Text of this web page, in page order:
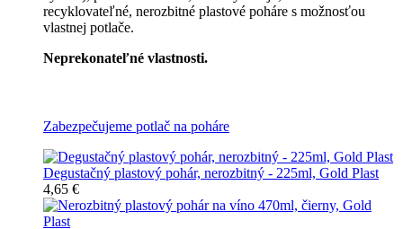
recyklovateľné, nerozbitné plastové poháre s možnosťou
vlastnej potlače.
Neprekonateľné vlastnosti.
Zabezpečujeme potlač na poháre
Degustačný plastový pohár, nerozbitný - 225ml, Gold Plast
4,65 €